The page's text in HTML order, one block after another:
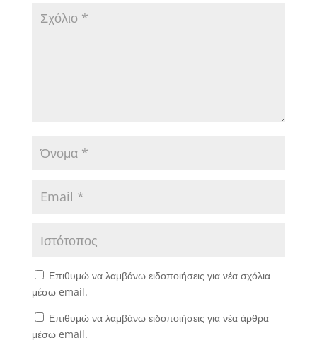
Επιθυμώ να λαμβάνω ειδοποιήσεις για νέα σχόλια
μέσω email.
Επιθυμώ να λαμβάνω ειδοποιήσεις για νέα άρθρα
μέσω email.